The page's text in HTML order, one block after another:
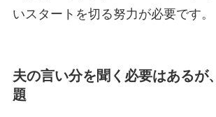
いスタートを切る努力が必要です。
夫の言い分を聞く必要はあるが
題